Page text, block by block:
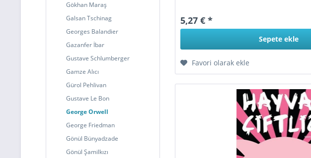
Gökhan Maraş
Galsan Tschinag
Georges Balandier
Gazanfer İbar
Gustave Schlumberger
Gamze Alıcı
Gürol Pehlivan
Gustave Le Bon
George Orwell
George Friedman
Gönül Bünyadzade
Gönül Şamilkızı
5,27 € *
Sepete ekle
Favori olarak ekle